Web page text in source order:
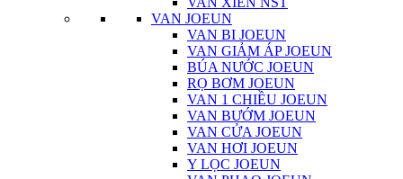
VAN JOEUN
VAN BI JOEUN
VAN GIẢM ÁP JOEUN
BÚA NƯỚC JOEUN
RỌ BƠM JOEUN
VAN 1 CHIỀU JOEUN
VAN BƯỚM JOEUN
VAN CỬA JOEUN
VAN HƠI JOEUN
Y LỌC JOEUN